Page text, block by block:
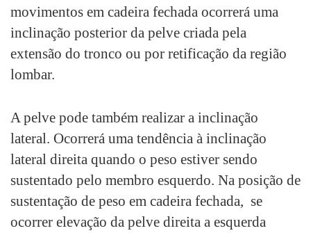
movimentos em cadeira fechada ocorrerá uma
inclinação posterior da pelve criada pela
extensão do tronco ou por retificação da região
lombar.
A pelve pode também realizar a inclinação
lateral. Ocorrerá uma tendência à inclinação
lateral direita quando o peso estiver sendo
sustentado pelo membro esquerdo. Na posição de
sustentação de peso em cadeira fechada, se
ocorrer elevação da pelve direita a esquerda